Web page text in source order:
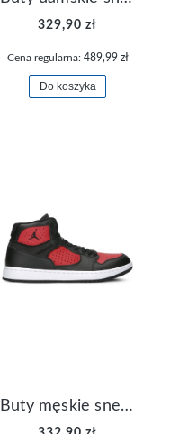
329,90 zł
Cena regularna:489,99 zł
Do koszyka
Buty męskie sneakersy Jordan Access AR3762-006